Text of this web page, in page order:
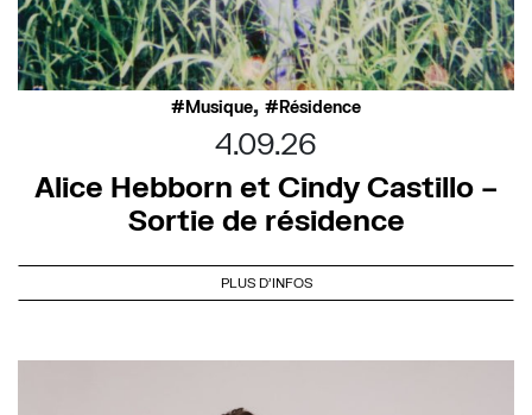
Musique, Résidence
4.09.26
Alice Hebborn et Cindy Castillo –
Sortie de résidence
PLUS D'INFOS